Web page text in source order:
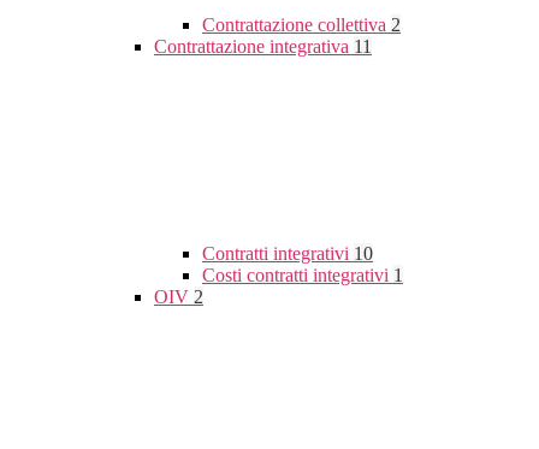
Contrattazione collettiva 2
Contrattazione integrativa 11
Contratti integrativi 10
Costi contratti integrativi 1
OIV 2